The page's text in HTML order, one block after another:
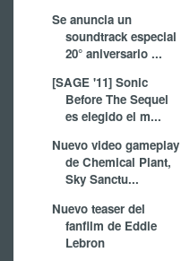
Se anuncia un
soundtrack especial
20° aniversario ...
[SAGE '11] Sonic
Before The Sequel
es elegido el m...
Nuevo video gameplay
de Chemical Plant,
Sky Sanctu...
Nuevo teaser del
fanfilm de Eddie
Lebron